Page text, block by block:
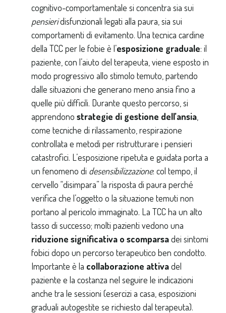
cognitivo-comportamentale si concentra sia sui
pensieridisfunzionali legati alla paura, sia sui
comportamenti di evitamento. Una tecnica cardine
della TCC per le fobie è l’esposizione graduale: il
paziente, con l’aiuto del terapeuta, viene esposto in
modo progressivo allo stimolo temuto, partendo
dalle situazioni che generano meno ansia fino a
quelle più difficili. Durante questo percorso, si
apprendono strategie di gestione dell’ansia
come tecniche di rilassamento, respirazione
controllata e metodi per ristrutturare i pensieri
catastrofici. L’esposizione ripetuta e guidata porta a
un fenomeno di desensibilizzazione: col tempo, il
cervello “disimpara” la risposta di paura perché
verifica che l’oggetto o la situazione temuti non
portano al pericolo immaginato. La TCC ha un alto
tasso di successo; molti pazienti vedono una
riduzione significativa o scomparsadei sintomi
fobici dopo un percorso terapeutico ben condotto.
Importante è la collaborazione attivadel
paziente e la costanza nel seguire le indicazioni
anche tra le sessioni (esercizi a casa, esposizioni
graduali autogestite se richiesto dal terapeuta).